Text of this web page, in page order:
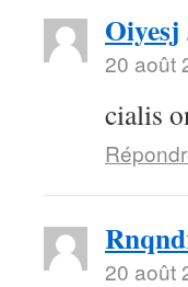
Oiyesj
20 août
cialis
20 août